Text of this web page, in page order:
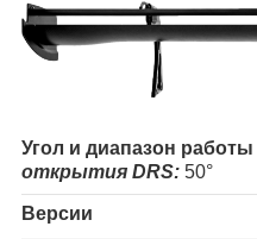
Угол и диапазон работы
открытия DRS: 50°
Версии